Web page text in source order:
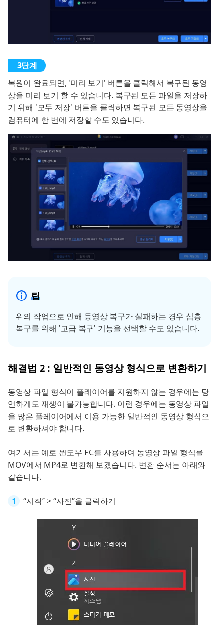
복원이 완료되면, '미리 보기' 버튼을 클릭해서 복구된 동영
상을 미리 보기 할 수 있습니다. 복구된 모든 파일을 저장하
기 위해 '모두 저장' 버튼을 클릭하면 복구된 모든 동영상을
컴퓨터에 한 번에 저장할 수도 있습니다.
팁
위의 작업으로 인해 동영상 복구가 실패하는 경우 심층
복구를 위해 '고급 복구' 기능을 선택할 수도 있습니다.
해결법 2 : 일반적인 동영상 형식으로 변환하기
동영상 파일 형식이 플레이어를 지원하지 않는 경우에는 당
연하게도 재생이 불가능합니다. 이런 경우에는 동영상 파일
을 많은 플레이어에서 이용 가능한 일반적인 동영상 형식으
로 변환하셔야 합니다.
여기서는 예로 윈도우 PC를 사용하여 동영상 파일 형식을
MOV에서 MP4로 변환해 보겠습니다. 변환 순서는 아래와
같습니다.
“시작” > “사진”을 클릭하기